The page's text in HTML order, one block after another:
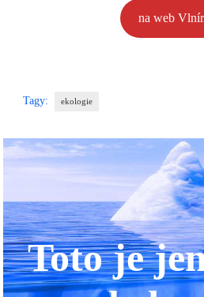
na web
Tagy: ekologie
Toto je